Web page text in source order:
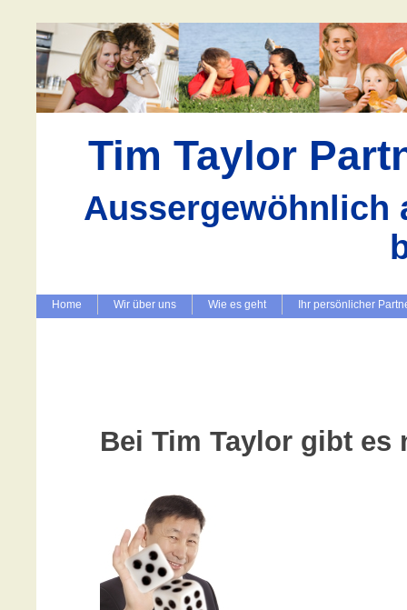
Tim Taylor
Aussergewöhnlich
Home Wir über uns Wie es geht Ihr persönlicher
Bei Tim Taylor gibt es